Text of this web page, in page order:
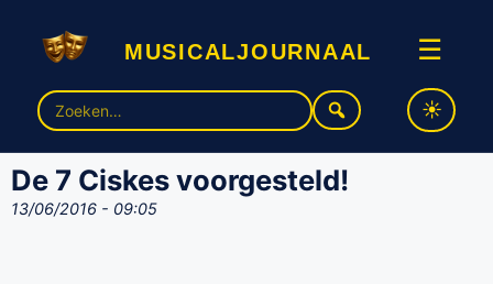
musicaljournaal ☰
Zoek
naar:
De 7 Ciskes voorgesteld!
13/06/2016 - 09:05